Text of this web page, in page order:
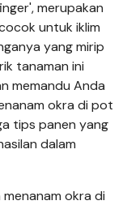
merupakan
untuk iklim
yang mirip
tanaman ini
memandu Anda
okra di pot
tips panen yang
dalam
okra di